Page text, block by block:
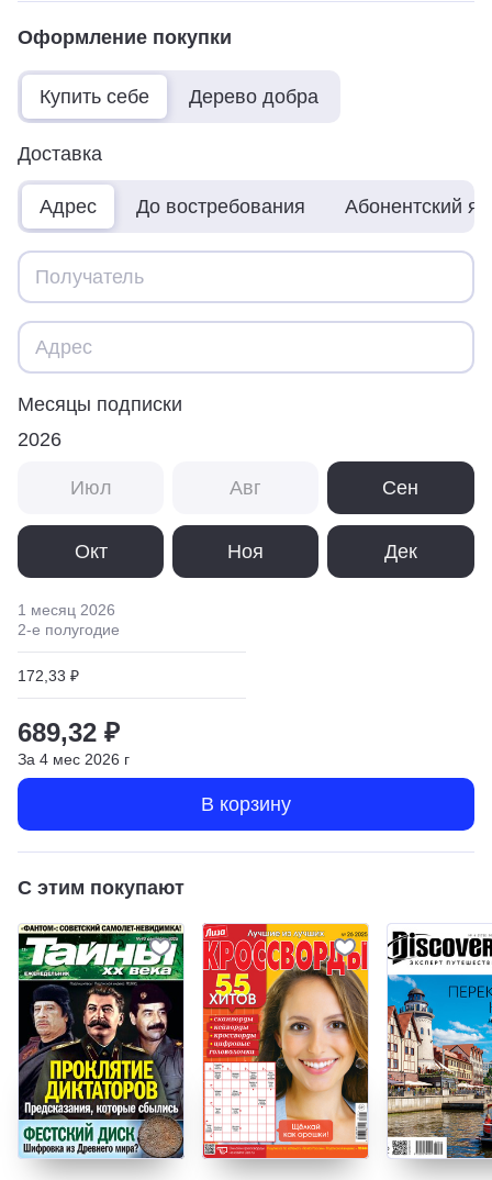
Оформление покупки
Купить себе Дерево добра
Доставка
Адрес До востребования Абонентский
Месяцы подписки
2026
Июл Авг Сен
Окт Ноя Дек
1 месяц 2026
2-е полугодие
172,33 ₽
689,32 ₽
За 4 мес 2026 г
В корзину
С этим покупают